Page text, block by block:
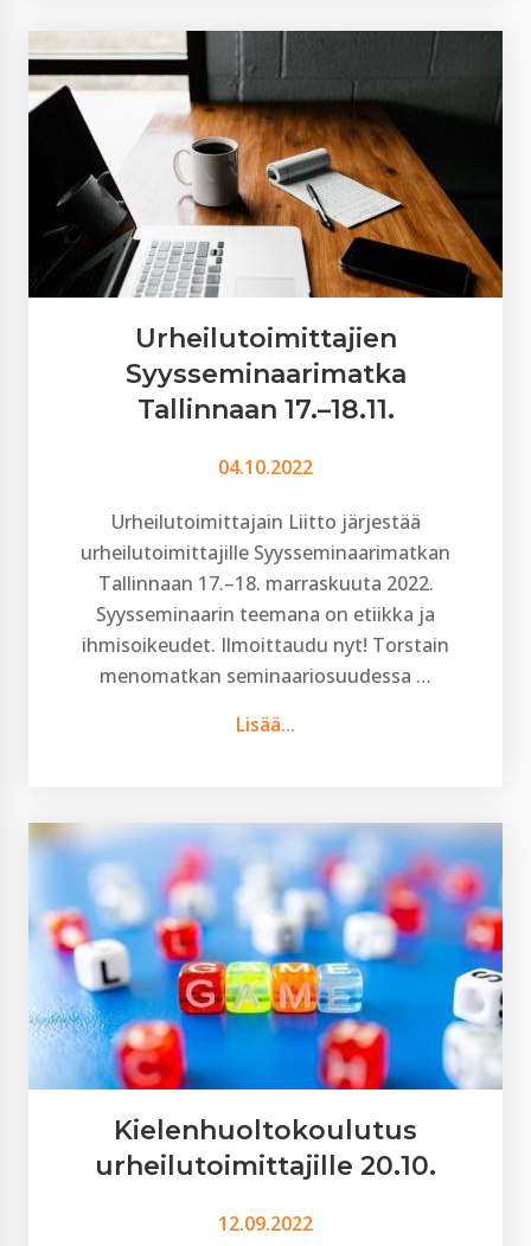
Urheilutoimittajien
Syysseminaarimatka
Tallinnaan 17.–18.11.
04.10.2022
Urheilutoimittajain Liitto järjestää
urheilutoimittajille Syysseminaarimatkan
Tallinnaan 17.–18. marraskuuta 2022.
Syysseminaarin teemana on etiikka ja
ihmisoikeudet. Ilmoittaudu nyt! Torstain
menomatkan seminaariosuudessa …
Lisää...
Kielenhuoltokoulutus
urheilutoimittajille 20.10.
12.09.2022